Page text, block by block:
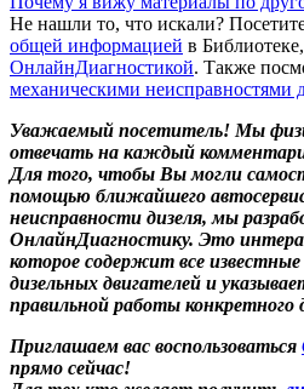
Не нашли то, что искали?
общей информацией в
ОнлайнДиагностикой. Также
механическими неисправностями
Уважаемый посетитель! Мы
отвечать на каждый
Для того, чтобы Вы могли
помощью ближайшего
неисправности дизеля, мы
ОнлайнДиагностику. Это
которое содержит все
дизельных двигателей и
правильной работы конкретного
Приглашаем вас воспользоваться
прямо сейчас!